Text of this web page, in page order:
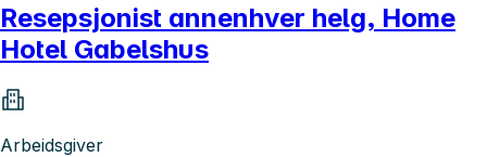
Resepsjonist annenhver helg, Home
Hotel Gabelshus
Arbeidsgiver